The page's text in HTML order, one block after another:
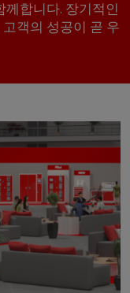
께합니다. 장기적인
객의 성공이 곧 우